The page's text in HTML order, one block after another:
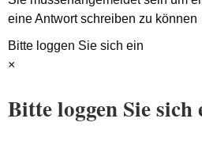
eine Antwort schreiben zu können
Bitte loggen Sie sich ein
×
Bitte loggen Sie sich